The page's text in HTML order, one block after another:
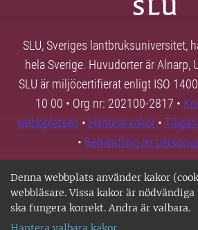
Denna webbplats använder kakor
webbläsare. Vissa kakor är
ska fungera korrekt. Andra är valbara.
SLU, Sveriges lantbruksuniversitet,
hela Sverige. Huvudorter är Alnarp,
SLU är miljöcertifierat enligt ISO
10 00 • Org nr: 202100-2817 •
webbplatsen • Hantera kakor •
• Behandling av